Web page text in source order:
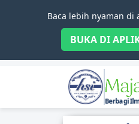
Baca lebih nyaman di
BUKA DI
Berbagi